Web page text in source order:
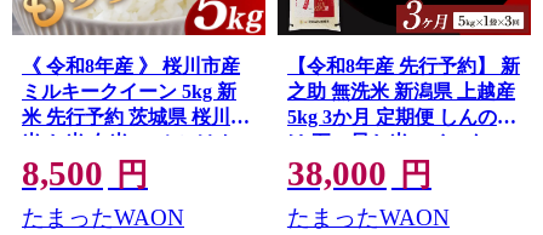
《 令和8年産 》 桜川市産
ミルキークイーン 5kg 新
米 先行予約 茨城県 桜川市
米 お米 白米 コメ ごはん
精米 国産 限定 銘柄米
[SC071sa]
8,500 円
たまったWAON
【令和8年産 先行予約】 新
之助 無洗米 新潟県 上越産
5kg 3か月 定期便 しんのす
け 五つ星お米マイスター
のいるお店 お米 精米 米 ご
飯 大黒屋商店
38,000 円
たまったWAON